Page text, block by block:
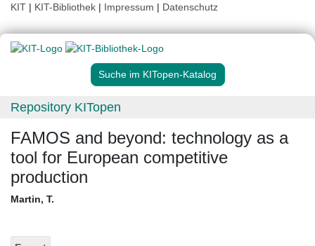
KIT | KIT-Bibliothek | Impressum | Datenschutz
Suche im KITopen-Katalog
Repository KITopen
FAMOS and beyond: technology as a
tool for European competitive
production
Martin, T.